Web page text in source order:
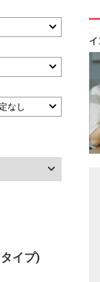
タイプ)